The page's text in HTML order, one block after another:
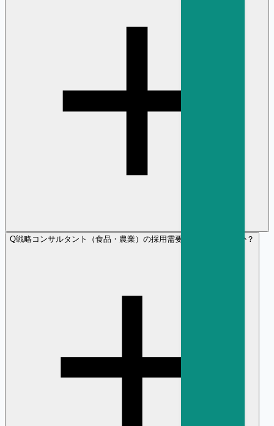
Q戦略コンサルタント（食品・農業）の採用需要は増加傾向ですか？